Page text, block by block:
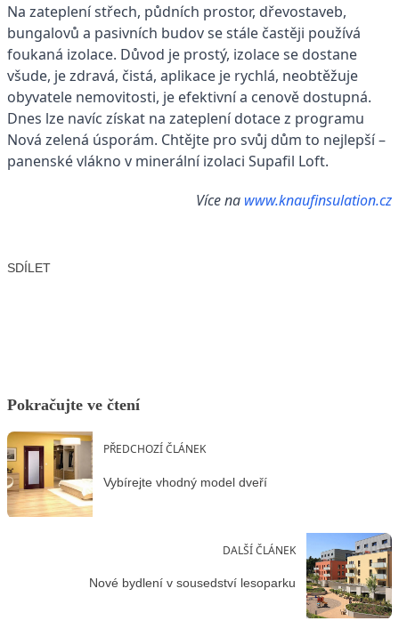
Na zateplení střech, půdních prostor, dřevostaveb,
bungalovů a pasivních budov se stále častěji používá
foukaná izolace. Důvod je prostý, izolace se dostane
všude, je zdravá, čistá, aplikace je rychlá, neobtěžuje
obyvatele nemovitosti, je efektivní a cenově dostupná.
Dnes lze navíc získat na zateplení dotace z programu
Nová zelená úsporám. Chtějte pro svůj dům to nejlepší –
panenské vlákno v minerální izolaci Supafil Loft.
Více na www.knaufinsulation.cz
SDÍLET
Pokračujte ve čtení
PŘEDCHOZÍ ČLÁNEK
Vybírejte vhodný model dveří
DALŠÍ ČLÁNEK
Nové bydlení v sousedství lesoparku